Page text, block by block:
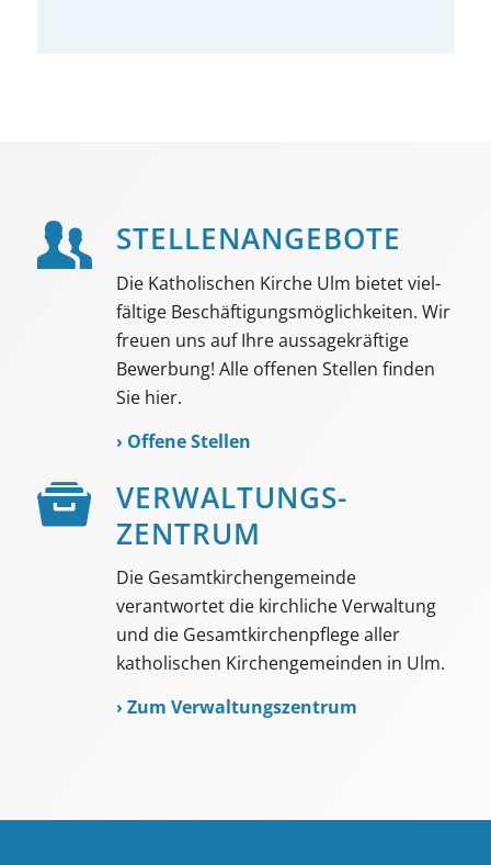
STELLEN­ANGEBOTE
Die Katholischen Kirche Ulm bietet viel­
fältige Beschäf­tigungs­möglich­keiten. Wir
freuen uns auf Ihre aussage­kräftige
Bewerbung! Alle offenen Stellen finden
Sie hier.
› Offene Stellen
VER­WALTUNGS­­
ZENTRUM
Die Gesamtkirchengemeinde
verantwortet die kirchliche Verwaltung
und die Gesamtkirchenpflege aller
katholischen Kirchengemeinden in Ulm.
› Zum Verwaltungszentrum